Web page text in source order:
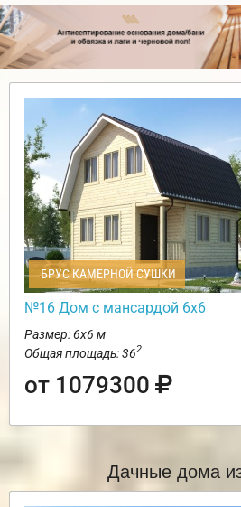
БРУС КАМЕРНОЙ СУШКИ
№16 Дом с мансардой 6х6
Размер: 6х6 м
Общая площадь: 362
от 1079300
Дачные дома